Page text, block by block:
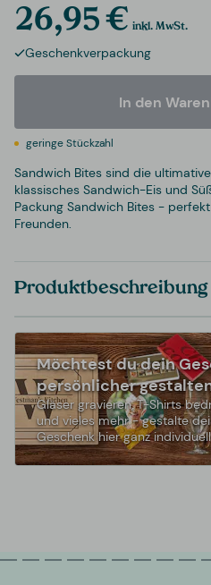
26,95 € inkl. MwSt.
Geschenkverpackung
In den
geringe Stückzahl
Sandwich Bites sind die
klassisches Sandwich-Eis und
Packung Sandwich Bites -
Freunden.
Produktbeschreibung
Möchtest du dein
persönlicher
Gläser gravieren, T-Shirts
und vieles mehr - gestalte
Geschenk hier ganz